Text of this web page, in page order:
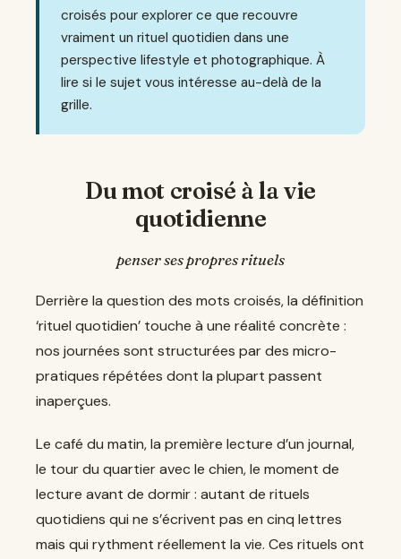
croisés pour explorer ce que recouvre
vraiment un rituel quotidien dans une
perspective lifestyle et photographique. À
lire si le sujet vous intéresse au-delà de la
grille.
Du mot croisé à la vie
quotidienne
penser ses propres rituels
Derrière la question des mots croisés, la définition
‘rituel quotidien’ touche à une réalité concrète :
nos journées sont structurées par des micro-
pratiques répétées dont la plupart passent
inaperçues.
Le café du matin, la première lecture d’un journal,
le tour du quartier avec le chien, le moment de
lecture avant de dormir : autant de rituels
quotidiens qui ne s’écrivent pas en cinq lettres
mais qui rythment réellement la vie. Ces rituels ont